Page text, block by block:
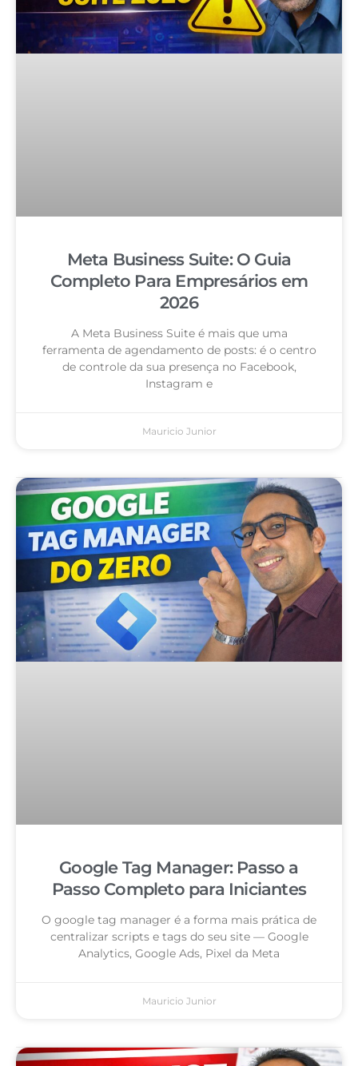
Meta Business Suite: O Guia
Completo Para Empresários em
2026
A Meta Business Suite é mais que uma
ferramenta de agendamento de posts: é o centro
de controle da sua presença no Facebook,
Instagram e
Mauricio Junior
Google Tag Manager: Passo a
Passo Completo para Iniciantes
O google tag manager é a forma mais prática de
centralizar scripts e tags do seu site — Google
Analytics, Google Ads, Pixel da Meta
Mauricio Junior